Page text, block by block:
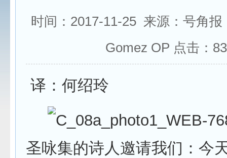
时间：2017-11-25 来源：号角
Gomez OP 点击：
译：何绍玲
圣咏集的诗人邀请我们：今